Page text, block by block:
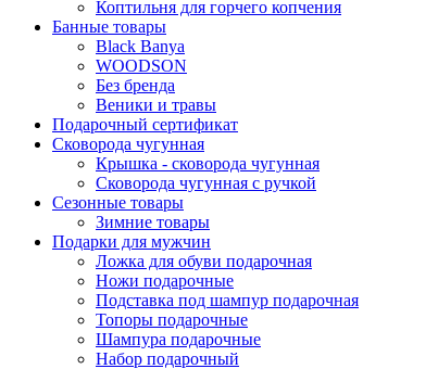
Коптильня для горчего копчения
Банные товары
Black Banya
WOODSON
Без бренда
Веники и травы
Подарочный сертификат
Сковорода чугунная
Крышка - сковорода чугунная
Сковорода чугунная с ручкой
Сезонные товары
Зимние товары
Подарки для мужчин
Ложка для обуви подарочная
Ножи подарочные
Подставка под шампур подарочная
Топоры подарочные
Шампура подарочные
Набор подарочный